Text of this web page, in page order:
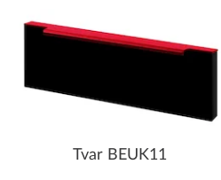
Tvar BEUK11